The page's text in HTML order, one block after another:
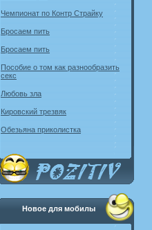
Чемпионат по Контр Страйку
Бросаем пить
Бросаем пить
Пособие о том как разнообразить
секс
Любовь зла
Кировский трезвяк
Обезьяна приколистка
Новое для мобилы